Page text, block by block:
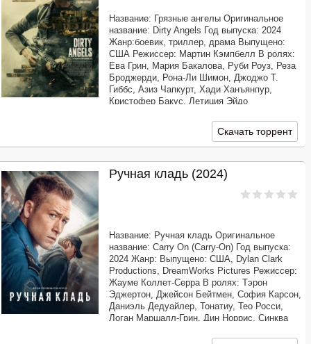
Название: Грязные ангелы Оригинальное
название: Dirty Angels Год выпуска: 2024
Жанр:боевик, триллер, драма Выпущено:
США Режиссер: Мартин Кэмпбелл В ролях:
Ева Грин, Мария Бакалова, Руби Роуз, Реза
Броджерди, Рона-Ли Шимон, Джоджо Т.
Гиббс, Азиз Чапкурт, Хади Ханъянпур,
Кристофер Бакус, Летиция Эйдо
Профессиональный многоголосый
[@MUZOBOZ@] Качество:Скачать торрент
Ручная кладь (2024)
Название: Ручная кладь Оригинальное
название: Carry On (Carry-On) Год выпуска:
2024 Жанр: Выпущено: США, Dylan Clark
Productions, DreamWorks Pictures Режиссер:
Жауме Коллет-Серра В ролях: Тэрон
Эджертон, Джейсон Бейтмен, София Карсон,
Даниэль Дедуайлер, Тонатиу, Тео Росси,
Логан Маршалл-Грин, Дин Норрис, Синква
Перес-Абрахам, Джош Бренер, Бенито